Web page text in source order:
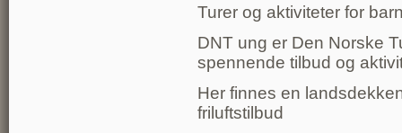
Turer og aktiviteter for
DNT ung er Den Norske
spennende tilbud og
Her finnes en
friluftstilbud